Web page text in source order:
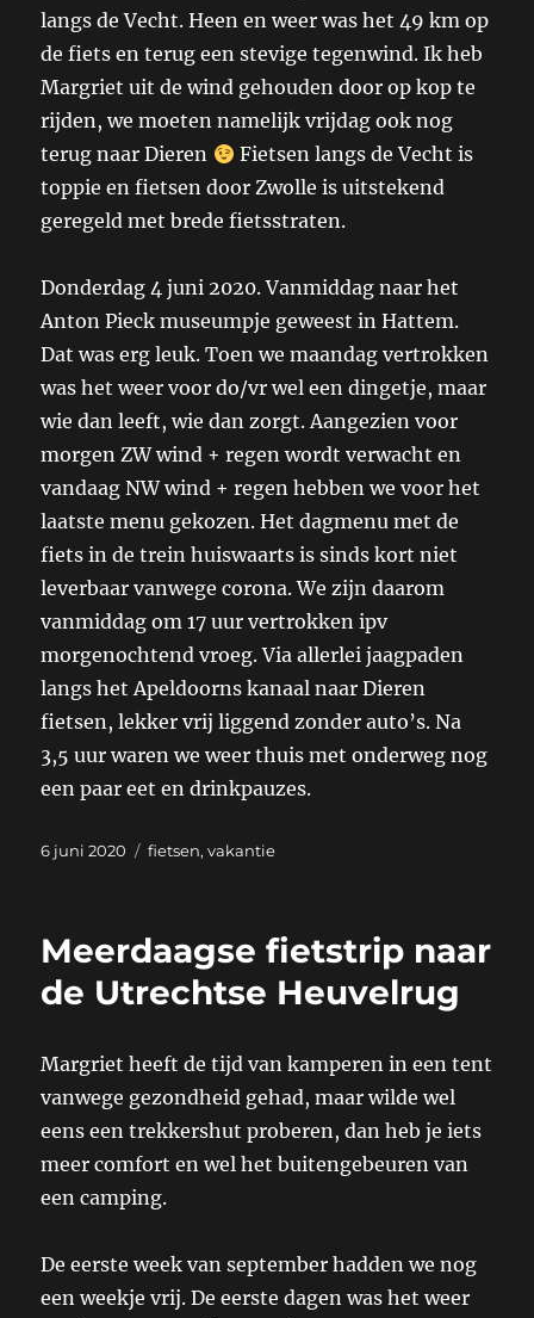
langs de Vecht. Heen en weer was het 49 km op
de fiets en terug een stevige tegenwind. Ik heb
Margriet uit de wind gehouden door op kop te
rijden, we moeten namelijk vrijdag ook nog
terug naar Dieren
Fietsen langs de Vecht is
toppie en fietsen door Zwolle is uitstekend
geregeld met brede fietsstraten.
Donderdag 4 juni 2020. Vanmiddag naar het
Anton Pieck museumpje geweest in Hattem.
Dat was erg leuk. Toen we maandag vertrokken
was het weer voor do/vr wel een dingetje, maar
wie dan leeft, wie dan zorgt. Aangezien voor
morgen ZW wind + regen wordt verwacht en
vandaag NW wind + regen hebben we voor het
laatste menu gekozen. Het dagmenu met de
fiets in de trein huiswaarts is sinds kort niet
leverbaar vanwege corona. We zijn daarom
vanmiddag om 17 uur vertrokken ipv
morgenochtend vroeg. Via allerlei jaagpaden
langs het Apeldoorns kanaal naar Dieren
fietsen, lekker vrij liggend zonder auto’s. Na
3,5 uur waren we weer thuis met onderweg nog
een paar eet en drinkpauzes.
Geplaatst
6 juni 2020 Categorieën
fietsen,vakantie
Meerdaagse fietstrip naar
de Utrechtse Heuvelrug
Margriet heeft de tijd van kamperen in een tent
vanwege gezondheid gehad, maar wilde wel
eens een trekkershut proberen, dan heb je iets
meer comfort en wel het buitengebeuren van
een camping.
De eerste week van september hadden we nog
een weekje vrij. De eerste dagen was het weer